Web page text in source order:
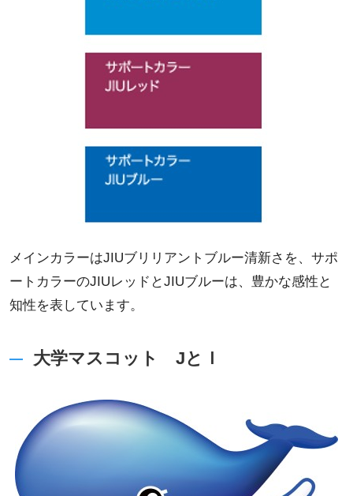
メインカラーはJIUブリリアントブルー清新さを、サポ
ートカラーのJIUレッドとJIUブルーは、豊かな感性と
知性を表しています。
大学マスコット JとＩ